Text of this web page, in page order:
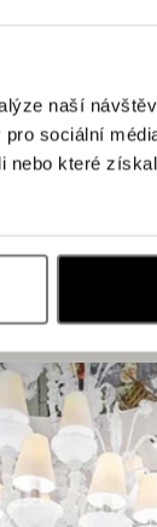
naší
sociální
nebo které